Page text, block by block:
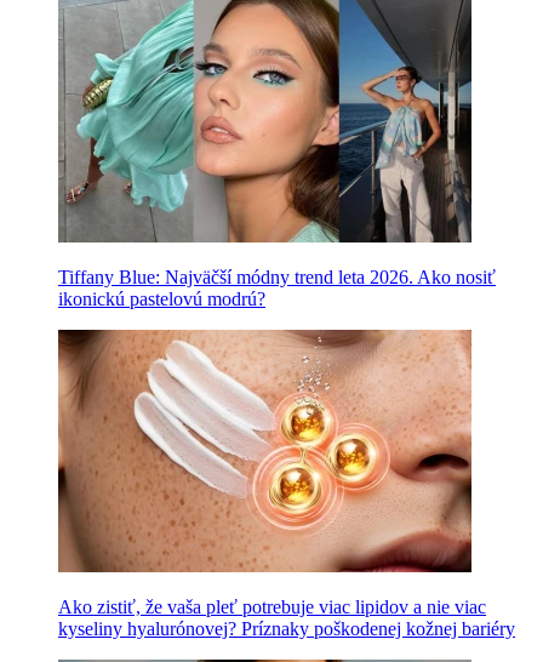
Tiffany Blue: Najväčší módny trend leta 2026. Ako nosiť
ikonickú pastelovú modrú?
Ako zistiť, že vaša pleť potrebuje viac lipidov a nie viac
kyseliny hyalurónovej? Príznaky poškodenej kožnej bariéry